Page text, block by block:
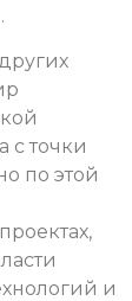
с точки
по этой
и